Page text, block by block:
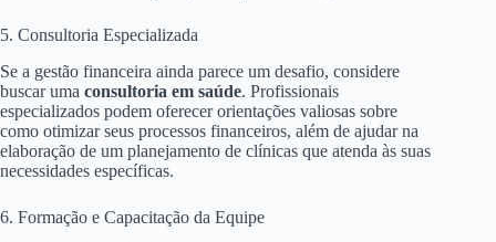
5. Consultoria Especializada
Se a gestão financeira ainda parece um desafio, considere
buscar uma consultoria em saúde. Profissionais
especializados podem oferecer orientações valiosas sobre
como otimizar seus processos financeiros, além de ajudar na
elaboração de um planejamento de clínicas que atenda às suas
necessidades específicas.
6. Formação e Capacitação da Equipe